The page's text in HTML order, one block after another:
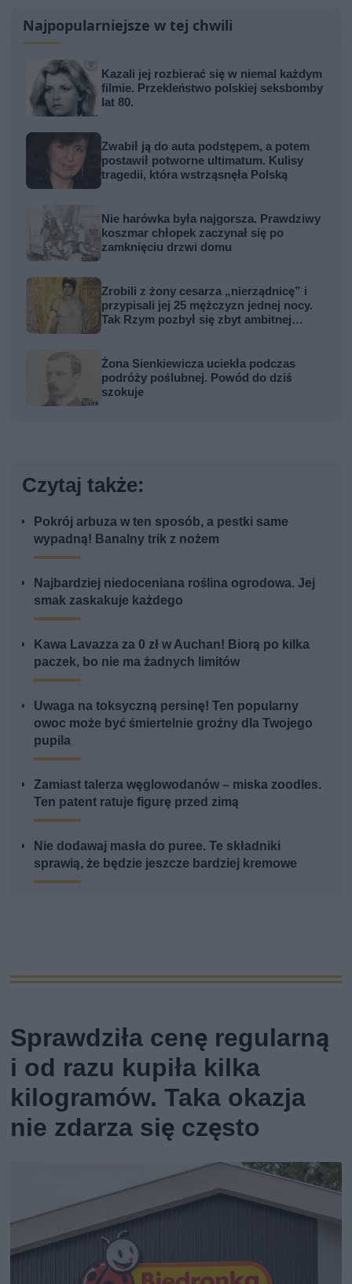
Najpopularniejsze w tej chwili
Kazali jej rozbierać się w niemal każdym
filmie. Przekleństwo polskiej seksbomby
lat 80.
Zwabił ją do auta podstępem, a potem
postawił potworne ultimatum. Kulisy
tragedii, która wstrząsnęła Polską
Nie harówka była najgorsza. Prawdziwy
koszmar chłopek zaczynał się po
zamknięciu drzwi domu
Zrobili z żony cesarza „nierządnicę” i
przypisali jej 25 mężczyzn jednej nocy.
Tak Rzym pozbył się zbyt ambitnej
Żona Sienkiewicza uciekła podczas
podróży poślubnej. Powód do dziś
szokuje
Czytaj także:
Pokrój arbuza w ten sposób, a pestki same
wypadną! Banalny trik z nożem
Najbardziej niedoceniana roślina ogrodowa. Jej
smak zaskakuje każdego
Kawa Lavazza za 0 zł w Auchan! Biorą po kilka
paczek, bo nie ma żadnych limitów
Uwaga na toksyczną persinę! Ten popularny
owoc może być śmiertelnie groźny dla Twojego
pupila
Zamiast talerza węglowodanów – miska zoodles.
Ten patent ratuje figurę przed zimą
Nie dodawaj masła do puree. Te składniki
sprawią, że będzie jeszcze bardziej kremowe
Sprawdziła cenę regularną
i od razu kupiła kilka
kilogramów. Taka okazja
nie zdarza się często